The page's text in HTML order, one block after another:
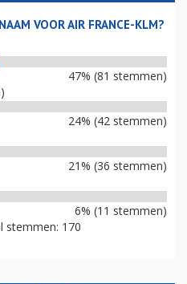
VOOR AIR FRANCE-KLM?
47% (81 stemmen)
24% (42 stemmen)
21% (36 stemmen)
6% (11 stemmen)
stemmen: 170